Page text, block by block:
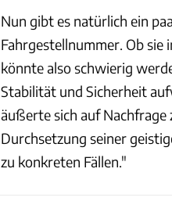
Nun gibt es natürlich ein
Fahrgestellnummer. Ob sie
könnte also schwierig
Stabilität und Sicherheit
äußerte sich auf Nachfrage
Durchsetzung seiner
zu konkreten Fällen."